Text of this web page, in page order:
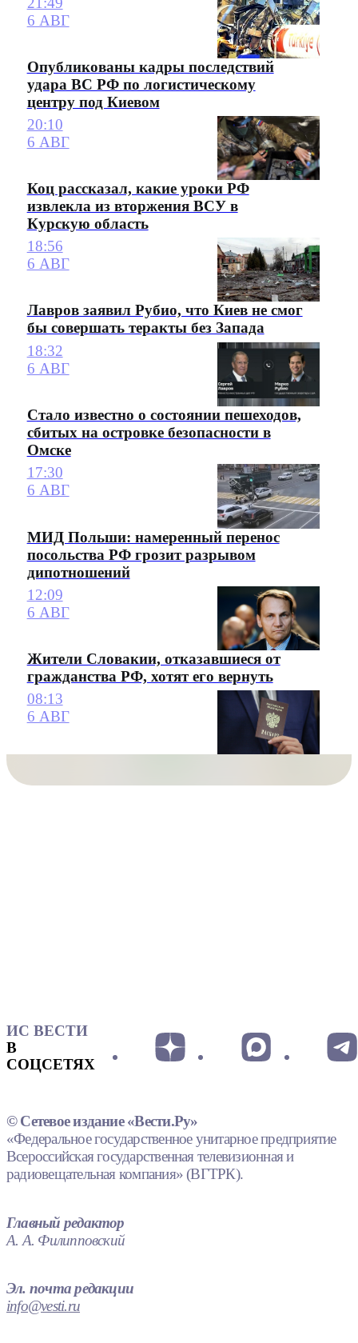
6 АВГ
Опубликованы кадры последствий
удара ВС РФ по логистическому
центру под Киевом
20:10
6 АВГ
Коц рассказал, какие уроки РФ
извлекла из вторжения ВСУ в
Курскую область
18:56
6 АВГ
Лавров заявил Рубио, что Киев не смог
бы совершать теракты без Запада
18:32
6 АВГ
Стало известно о состоянии пешеходов,
сбитых на островке безопасности в
Омске
17:30
6 АВГ
МИД Польши: намеренный перенос
посольства РФ грозит разрывом
дипотношений
12:09
6 АВГ
Жители Словакии, отказавшиеся от
гражданства РФ, хотят его вернуть
08:13
6 АВГ
ИС ВЕСТИ
В
СОЦСЕТЯХ
© Сетевое издание «Вести.Ру»
«Федеральное государственное унитарное предприятие
Всероссийская государственная телевизионная и
радиовещательная компания» (ВГТРК).
Главный редактор
А. А. Филипповский
Эл. почта редакции
info@vesti.ru